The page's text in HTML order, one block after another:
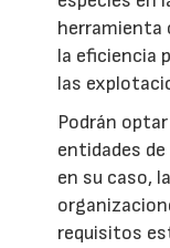
herramienta
la eficiencia
las
Podrán
entidades
en su caso,
requisitos